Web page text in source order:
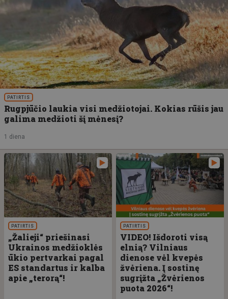
PATIRTIS
Rugpjūčio laukia visi medžiotojai. Kokias rūšis jau
galima medžioti šį mėnesį?
1 diena
PATIRTIS
„Žalieji“ priešinasi
Ukrainos medžioklės
ūkio pertvarkai pagal
ES standartus ir kalba
apie „terorą“!
PATIRTIS
VIDEO! Išdoroti visą
elnią? Vilniaus
dienose vėl kvepės
žvėriena. Į sostinę
sugrįžta „Žvėrienos
puota 2026“!